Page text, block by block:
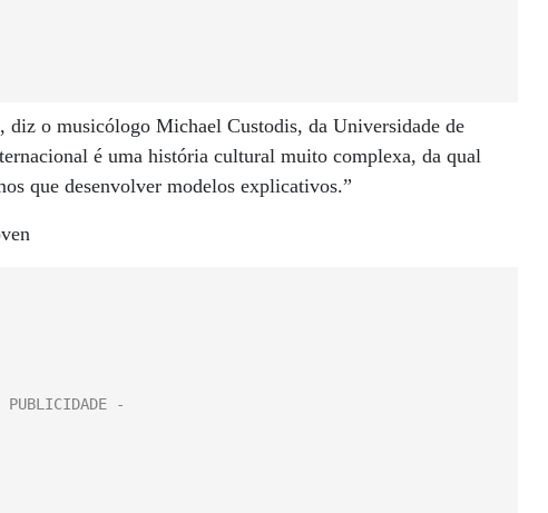
diz o musicólogo Michael Custodis, da Universidade de
é uma história cultural muito complexa, da qual
que desenvolver modelos explicativos.”